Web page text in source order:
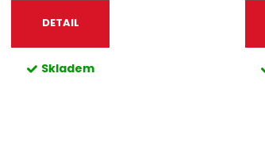
DETAIL
Skladem